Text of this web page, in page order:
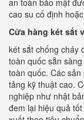
an toàn bảo mật
cao su cố định
Cửa hàng két sắt
két sắt chống cháy
toàn quốc sẵn
toàn quốc. Các
tảng kỹ thuật cao.
nghiệp như nhật
đem lại hiệu quả